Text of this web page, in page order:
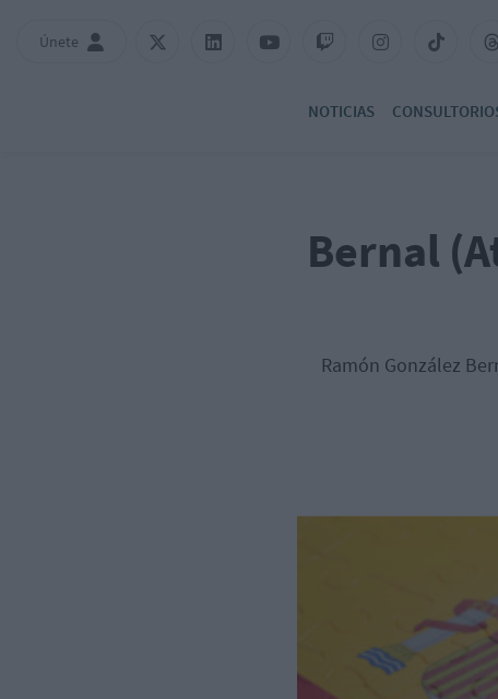
Únete
NOTICIAS
Bernal
Ramón González